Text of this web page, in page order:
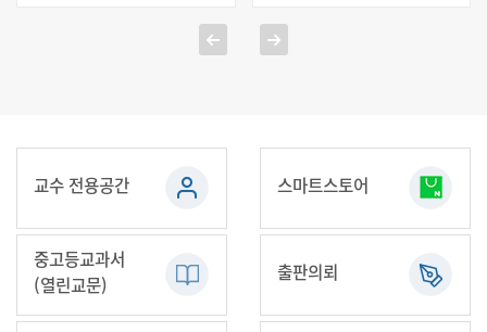
교수 전용공간 스마트스토어
중고등교과서
(열린교문)
출판의뢰